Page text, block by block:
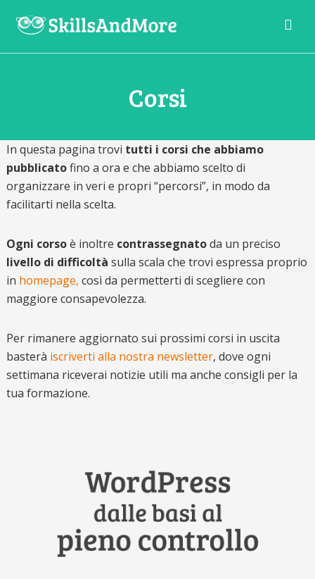
La
domani
Corsi
In questa pagina trovi tutti i corsi che abbiamo
pubblicatofino a ora e che abbiamo scelto di
organizzare in veri e propri “percorsi”, in modo da
facilitarti nella scelta.
Ogni corsoè inoltre contrassegnatoda un preciso
livello di difficoltà sulla scala che trovi espressa proprio
in homepage, così da permetterti di scegliere con
maggiore consapevolezza.
Per rimanere aggiornato sui prossimi corsi in uscita
basterà iscriverti alla nostra newsletter, dove ogni
settimana riceverai notizie utili ma anche consigli per la
tua formazione.